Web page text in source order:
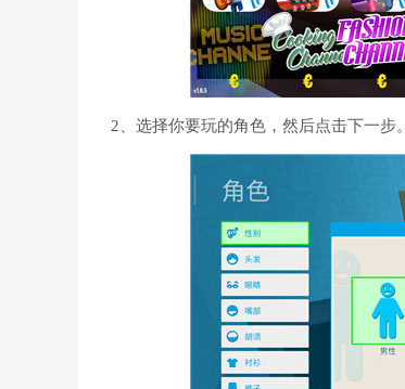
2、选择你要玩的角色，然后点击下一步。